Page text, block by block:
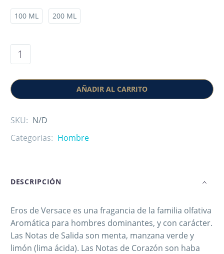
100 ML 200 ML
AÑADIR AL CARRITO
SKU: N/D
Categorias: Hombre
DESCRIPCIÓN
Eros de Versace es una fragancia de la familia olfativa
Aromática para hombres dominantes, y con carácter.
Las Notas de Salida son menta, manzana verde y
limón (lima ácida). Las Notas de Corazón son haba